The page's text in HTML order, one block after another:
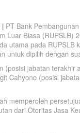
| PT Bank
Luar Biasa (RUPSLB)
utama pada
untuk dipilih dengan
(posisi jabatan
Cahyono (posisi
memperoleh
dari Otoritas Jasa